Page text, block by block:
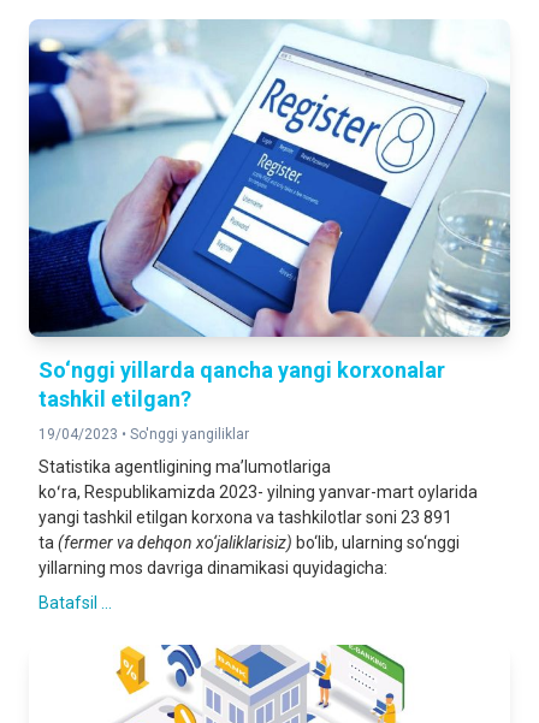
So‘nggi yillarda qancha yangi korxonalar
tashkil etilgan?
19/04/2023 • So'nggi yangiliklar
Statistika agentligining maʼlumotlariga
koʻra, Respublikamizda 2023- yilning yanvar-mart oylarida
yangi tashkil etilgan korxona va tashkilotlar soni 23 891
ta (fermer va dehqon xo‘jaliklarisiz) bo‘lib, ularning so‘nggi
yillarning mos davriga dinamikasi quyidagicha:
Batafsil ...